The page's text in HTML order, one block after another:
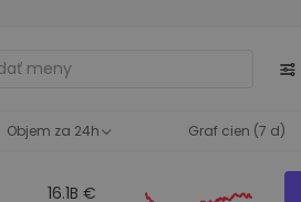
príležitosti
pre optimálny
Objem za 24h Graf cien (7 d)
16.1B €